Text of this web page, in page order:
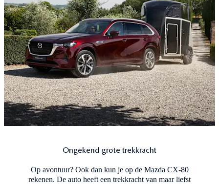
Ongekend grote trekkracht
Op avontuur? Ook dan kun je op de Mazda CX-80
rekenen. De auto heeft een trekkracht van maar liefst